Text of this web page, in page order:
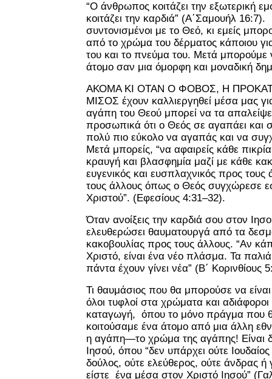
“Ο άνθρωπος κοιτάζει την εξωτερική
κοιτάζει την καρδιά” (Α΄Σαμουήλ 16:7).
συντονισμένοι με το Θεό, κι εμείς
από το χρώμα του δέρματος κάποιου
του και το πνεύμα του. Μετά μπορούμε
άτομο σαν μια όμορφη και μοναδική
ΑΚΟΜΑ ΚΙ ΟΤΑΝ Ο ΦΟΒΟΣ, Η
ΜΙΣΟΣ έχουν καλλιεργηθεί μέσα μας
αγάπη του Θεού μπορεί να τα
προσωπικά ότι ο Θεός σε αγαπάει και
πολύ πιο εύκολο να αγαπάς και να
Μετά μπορείς, “να αφαιρείς κάθε
κραυγή και βλασφημία μαζί με κάθε
ευγενικός και ευσπλαχνικός προς
τους άλλους όπως ο Θεός συγχώρεσε
Χριστού”. (Εφεσίους 4:31–32).
Όταν ανοίξεις την καρδιά σου στον
ελευθερώσει θαυματουργά από τα
κακοβουλίας προς τους άλλους. “Αν
Χριστό, είναι ένα νέο πλάσμα. Τα
πάντα έχουν γίνει νέα” (Β΄ Κορινθίους
Τι θαυμάσιος που θα μπορούσε να
όλοι τυφλοί στα χρώματα και αδιάφοροι
καταγωγή, όπου το μόνο πράγμα που
κοιτούσαμε ένα άτομο από μια άλλη
η αγάπη—το χρώμα της αγάπης! Είναι
Ιησού, όπου “δεν υπάρχει ούτε
δούλος, ούτε ελεύθερος, ούτε άνδρας ή
είστε ένα μέσα στον Χριστό Ιησού”